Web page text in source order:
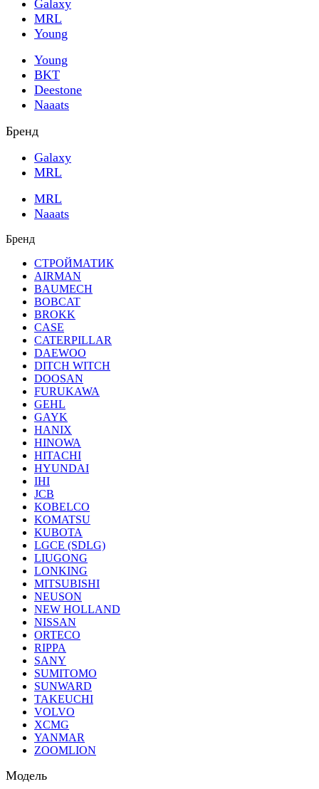
Galaxy
MRL
Young
Young
BKT
Deestone
Naaats
Бренд
Galaxy
MRL
MRL
Naaats
Бренд
СТРОЙМАТИК
AIRMAN
BAUMECH
BOBCAT
BROKK
CASE
CATERPILLAR
DAEWOO
DITCH WITCH
DOOSAN
FURUKAWA
GEHL
GAYK
HANIX
HINOWA
HITACHI
HYUNDAI
IHI
JCB
KOBELCO
KOMATSU
KUBOTA
LGCE (SDLG)
LIUGONG
LONKING
MITSUBISHI
NEUSON
NEW HOLLAND
NISSAN
ORTECO
RIPPA
SANY
SUMITOMO
SUNWARD
TAKEUCHI
VOLVO
XCMG
YANMAR
ZOOMLION
Модель